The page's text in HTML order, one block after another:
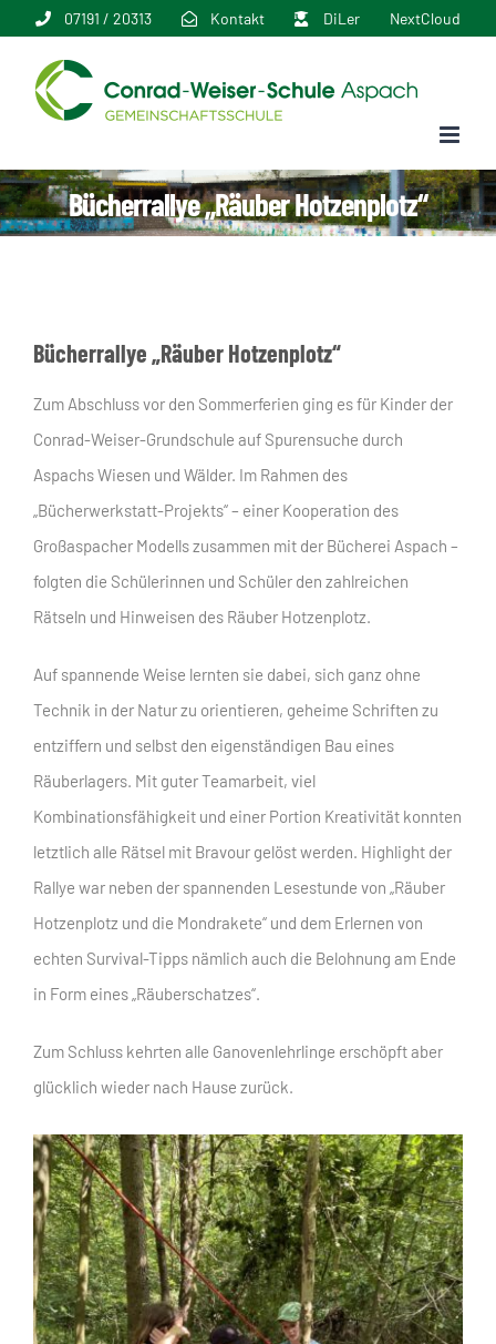
springen
07191 / 20313 Kontakt DiLer NextCloud
Bücherrallye „Räuber Hotzenplotz“
Bücherrallye „Räuber Hotzenplotz“
Zum Abschluss vor den Sommerferien ging es für Kinder der
Conrad-Weiser-Grundschule auf Spurensuche durch
Aspachs Wiesen und Wälder. Im Rahmen des
„Bücherwerkstatt-Projekts“ – einer Kooperation des
Großaspacher Modells zusammen mit der Bücherei Aspach –
folgten die Schülerinnen und Schüler den zahlreichen
Rätseln und Hinweisen des Räuber Hotzenplotz.
Auf spannende Weise lernten sie dabei, sich ganz ohne
Technik in der Natur zu orientieren, geheime Schriften zu
entziffern und selbst den eigenständigen Bau eines
Räuberlagers. Mit guter Teamarbeit, viel
Kombinationsfähigkeit und einer Portion Kreativität konnten
letztlich alle Rätsel mit Bravour gelöst werden. Highlight der
Rallye war neben der spannenden Lesestunde von „Räuber
Hotzenplotz und die Mondrakete“ und dem Erlernen von
echten Survival-Tipps nämlich auch die Belohnung am Ende
in Form eines „Räuberschatzes“.
Zum Schluss kehrten alle Ganovenlehrlinge erschöpft aber
glücklich wieder nach Hause zurück.